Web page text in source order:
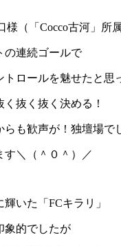
（「Cocco古河」所属
の連続ゴールで
トロールを魅せたと思
抜く抜く決める！
も歓声が！独壇場で
す＼（＾０＾）／
いた「FCキラリ」
象的でしたが